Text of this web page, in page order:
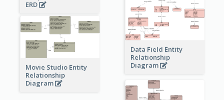
ERD
Data Field Entity
Relationship
Diagram
Movie Studio Entity
Relationship
Diagram